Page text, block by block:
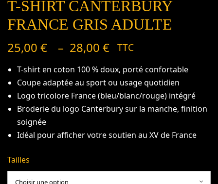
T-SHIRT CANTERBURY
FRANCE GRIS ADULTE
25,00€ – 28,00€
Plage
de
prix :
25,00 €
28,00 €
TTC
T-shirt en coton 100 % doux, porté confortable
Coupe adaptée au sport ou usage quotidien
Logo tricolore France (bleu/blanc/rouge) intégré
Broderie du logo Canterbury sur la manche, finition
soignée
Idéal pour afficher votre soutien au XV de France
Tailles